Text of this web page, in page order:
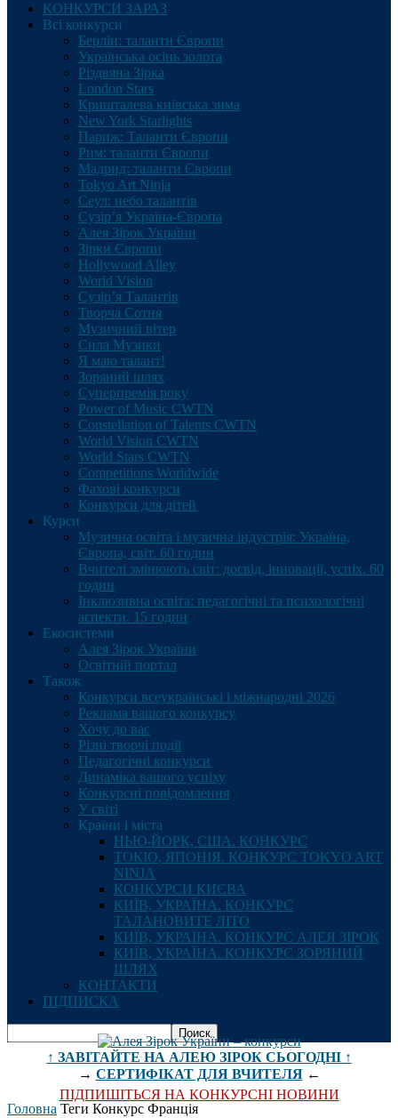
КОНКУРСИ ЗАРАЗ
Всі конкурси
Берлін: таланти Європи
Українська осінь золота
Різдвяна Зірка
London Stars
Кришталева київська зима
New York Starlights
Париж: Таланти Європи
Рим: таланти Європи
Мадрид: таланти Європи
Tokyo Art Ninja
Сеул: небо талантів
Сузір’я Україна-Європа
Алея Зірок України
Зірки Європи
Hollywood Alley
World Vision
Сузір’я Талантів
Творча Сотня
Музичний вітер
Сила Музики
Я маю талант!
Зоряний шлях
Суперпремія року
Power of Music CWTN
Constellation of Talents CWTN
World Vision CWTN
World Stars CWTN
Competitions Worldwide
Фахові конкурси
Конкурси для дітей
Курси
Музична освіта і музична індустрія: Україна,
Європа, світ. 60 годин
Вчителі змінюють світ: досвід, інновації, успіх. 60
годин
Інклюзивна освіта: педагогічні та психологічні
аспекти. 15 годин
Екосистеми
Алея Зірок України
Освітній портал
Також
Конкурси всеукраїнські і міжнародні 2026
Реклама вашого конкурсу
Хочу до вас
Різні творчі події
Педагогічні конкурси
Динаміка вашого успіху
Конкурсні повідомлення
У світі
Країни і міста
НЬЮ-ЙОРК, США. КОНКУРС
ТОКІО, ЯПОНІЯ. КОНКУРС TOKYO ART
NINJA
КОНКУРСИ КИЄВА
КИЇВ, УКРАЇНА. КОНКУРС
ТАЛАНОВИТЕ ЛІТО
КИЇВ, УКРАЇНА. КОНКУРС АЛЕЯ ЗІРОК
КИЇВ, УКРАЇНА. КОНКУРС ЗОРЯНИЙ
ШЛЯХ
КОНТАКТИ
ПІДПИСКА
↑ ЗАВІТАЙТЕ НА АЛЕЮ ЗІРОК СЬОГОДНІ ↑
→ СЕРТИФІКАТ ДЛЯ ВЧИТЕЛЯ←
ПІДПИШІТЬСЯ НА КОНКУРСНІ НОВИНИ
Головна Теги Конкурс Франція